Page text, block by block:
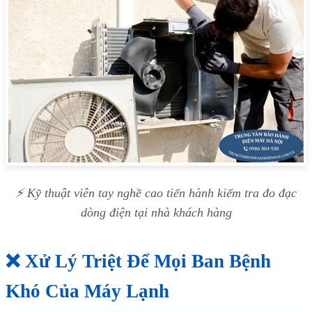
⚡ Kỹ thuật viên tay nghề cao tiến hành kiểm tra đo đạc
dòng điện tại nhà khách hàng
❌ Xử Lý Triệt Để Mọi Ban Bệnh
Khó Của Máy Lạnh